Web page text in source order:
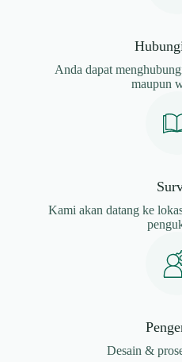
Anda dapat
maupun
Kami akan datang ke
Desain &